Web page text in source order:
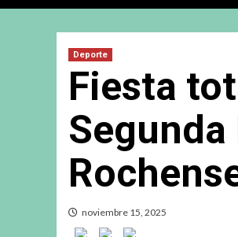
Deporte
Fiesta
noviembre 15, 2025